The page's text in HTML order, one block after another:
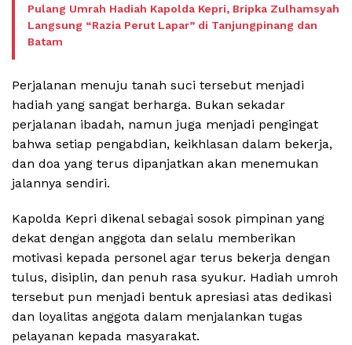
Pulang Umrah Hadiah Kapolda Kepri, Bripka Zulhamsyah
Langsung “Razia Perut Lapar” di Tanjungpinang dan
Batam
Perjalanan menuju tanah suci tersebut menjadi
hadiah yang sangat berharga. Bukan sekadar
perjalanan ibadah, namun juga menjadi pengingat
bahwa setiap pengabdian, keikhlasan dalam bekerja,
dan doa yang terus dipanjatkan akan menemukan
jalannya sendiri.
Kapolda Kepri dikenal sebagai sosok pimpinan yang
dekat dengan anggota dan selalu memberikan
motivasi kepada personel agar terus bekerja dengan
tulus, disiplin, dan penuh rasa syukur. Hadiah umroh
tersebut pun menjadi bentuk apresiasi atas dedikasi
dan loyalitas anggota dalam menjalankan tugas
pelayanan kepada masyarakat.